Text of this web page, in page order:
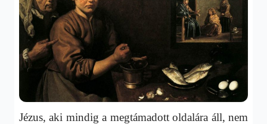
Jézus, aki mindig a megtámadott oldalára áll, nem